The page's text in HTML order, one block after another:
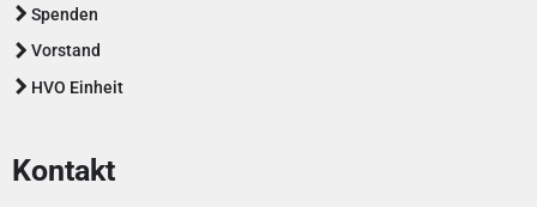
Spenden
Vorstand
HVO Einheit
Kontakt